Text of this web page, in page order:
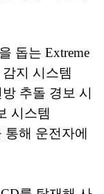
돕는 Extreme
지 시스템
추돌 경보 시
시스템
해 운전자에